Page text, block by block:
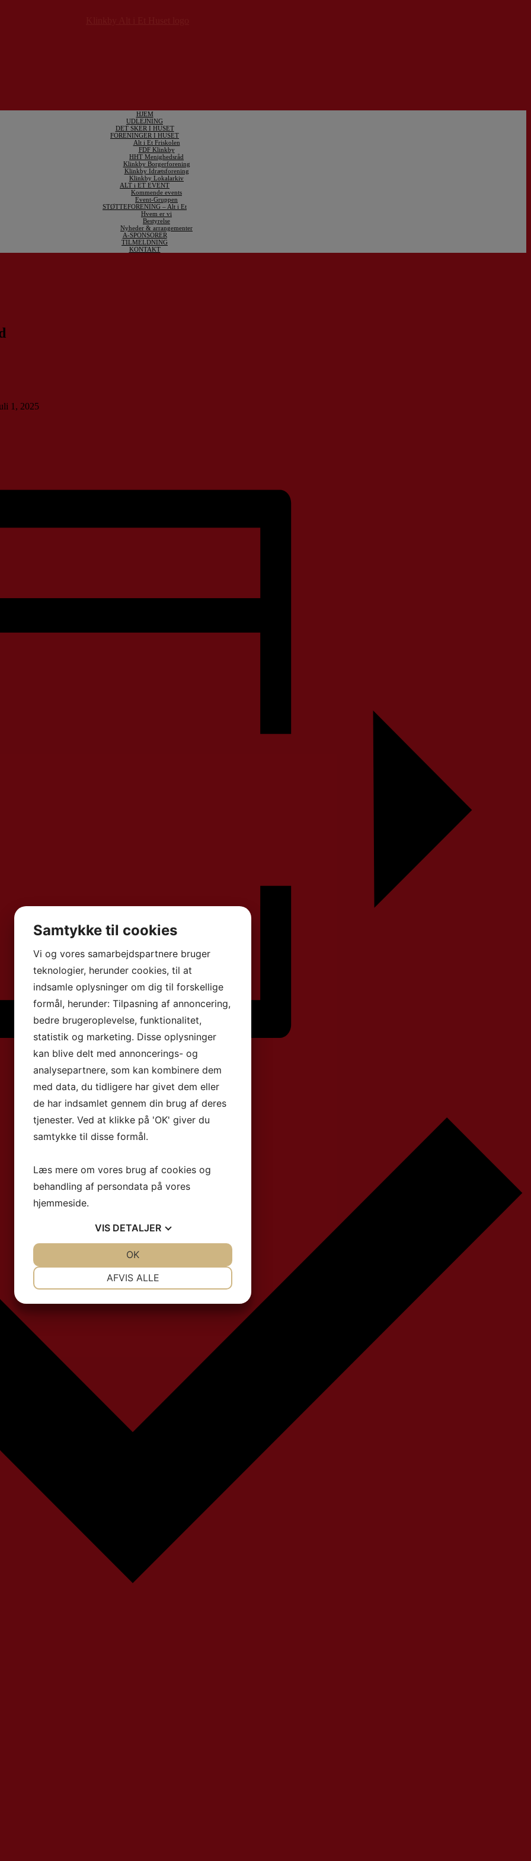
HJEM
UDLEJNING
DET SKER I HUSET
FORENINGER I HUSET
Alt i Et Friskolen
FDF Klinkby
HHT Menighedsråd
Klinkby Borgerforening
Klinkby Idrætsforening
Klinkby Lokalarkiv
ALT i ET EVENT
Kommende events
Event-Gruppen
STØTTEFORENING – Alt i Et
Hvem er vi
Bestyrelse
Nyheder & arrangementer
A-SPONSORER
TILMELDNING
KONTAKT
1, 2025
Samtykke til cookies
Vi og vores samarbejdspartnere bruger
teknologier, herunder cookies, til at
indsamle oplysninger om dig til forskellige
formål, herunder: Tilpasning af annoncering,
bedre brugeroplevelse, funktionalitet,
statistik og marketing. Disse oplysninger
kan blive delt med annoncerings- og
analysepartnere, som kan kombinere dem
med data, du tidligere har givet dem eller
de har indsamlet gennem din brug af deres
tjenester. Ved at klikke på 'OK' giver du
samtykke til disse formål.
Læs mere om vores brug af cookies og
behandling af persondata på vores
hjemmeside.
VIS DETALJER
AFVIS ALLE
OK